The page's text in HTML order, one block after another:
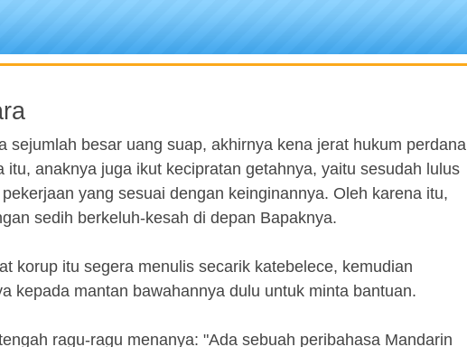
sejumlah besar uang suap, akhirnya kena jerat hukum perdana
anaknya juga ikut kecipratan getahnya, yaitu sesudah lulus
yang sesuai dengan keinginannya. Oleh karena itu,
sedih berkeluh-kesah di depan Bapaknya.
korup itu segera menulis secarik katebelece, kemudian
kepada mantan bawahannya dulu untuk minta bantuan.
ragu-ragu menanya: "Ada sebuah peribahasa Mandarin